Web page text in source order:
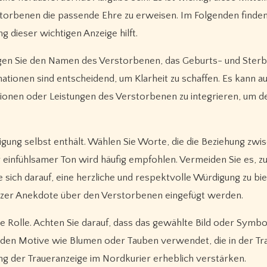
die passende Ehre zu erweisen. Im Folgenden
dieser wichtigen Anzeige hilft.
Sie den Namen des Verstorbenen, das Geburts- und
sind entscheidend, um Klarheit zu schaffen. Es kann
oder Leistungen des Verstorbenen zu integrieren, um
selbst enthält. Wählen Sie Worte, die die Beziehung
Ton wird häufig empfohlen. Vermeiden Sie es,
darauf, eine herzliche und respektvolle Würdigung zu
Anekdote über den Verstorbenen eingefügt werden.
Achten Sie darauf, dass das gewählte Bild oder
Motive wie Blumen oder Tauben verwendet, die in der
der Traueranzeige im Nordkurier erheblich verstärken.